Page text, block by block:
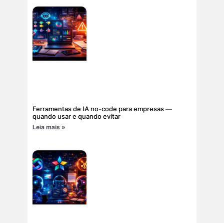
Ferramentas de IA no-code para empresas —
quando usar e quando evitar
Leia mais »